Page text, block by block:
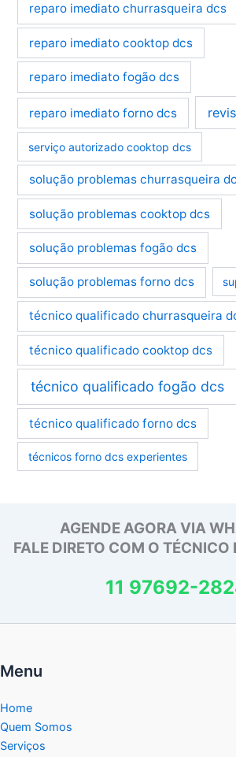
reparo imediato churrasqueira dcs
reparo imediato cooktop dcs
reparo imediato fogão dcs
reparo imediato forno dcs
serviço autorizado cooktop dcs
solução problemas churrasqueira
solução problemas cooktop dcs
solução problemas fogão dcs
solução problemas forno dcs
técnico qualificado churrasqueira
técnico qualificado cooktop dcs
técnico qualificado fogão dcs
técnico qualificado forno dcs
técnicos forno dcs experientes
AGENDE AGORA VIA
FALE DIRETO COM O TÉCNICO
11 97692-
Menu
Home
Quem Somos
Serviços